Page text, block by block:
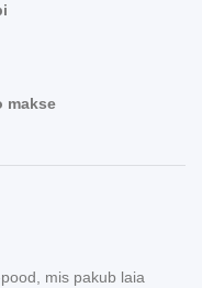
makse
mis pakub laia